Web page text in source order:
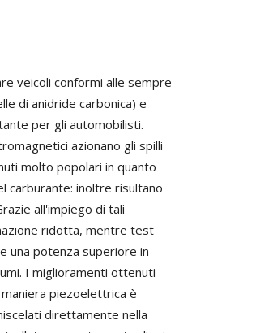
veicoli conformi alle sempre
di anidride carbonica) e
per gli automobilisti.
azionano gli spilli
molto popolari in quanto
carburante: inoltre risultano
all'impiego di tali
ridotta, mentre test
una potenza superiore in
I miglioramenti ottenuti
piezoelettrica è
direttamente nella